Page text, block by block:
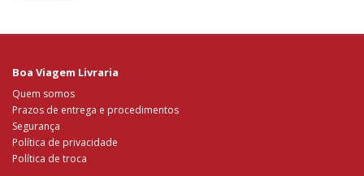
Boa Viagem Livraria
Quem somos
Prazos de entrega e procedimentos
Segurança
Política de privacidade
Política de troca